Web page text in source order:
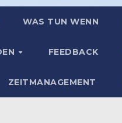
WAS TUN WENN
FEEDBACK
ZEITMANAGEMENT